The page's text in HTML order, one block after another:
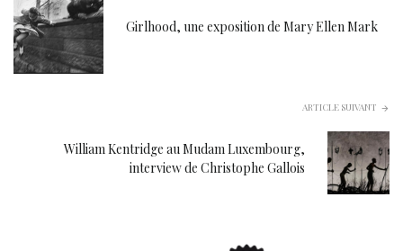
Girlhood, une exposition de Mary Ellen Mark
ARTICLE SUIVANT
William Kentridge au Mudam Luxembourg,
interview de Christophe Gallois